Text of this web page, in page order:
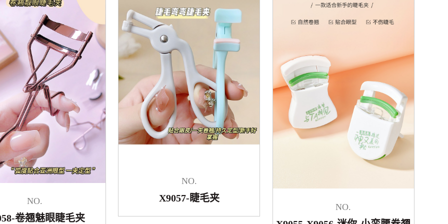
NO.
卷翘魅眼睫毛夹
NO.
X9057-睫毛夹
NO.